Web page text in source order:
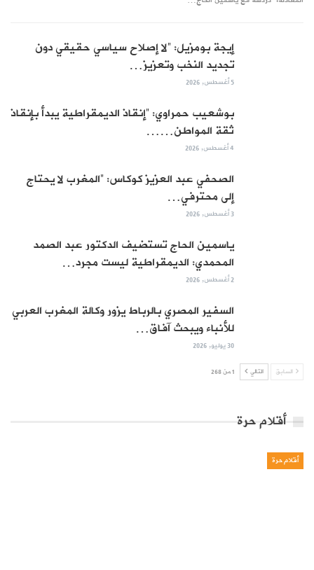
إيجة بومزيل: “لا إصلاح سياسي حقيقي دون
تجديد النخب وتعزيز…
5 أغسطس, 2026
بوشعيب حمراوي: “إنقاذ الديمقراطية يبدأ بإنقاذ
ثقة المواطن……
4 أغسطس, 2026
الصحفي عبد العزيز كوكاس: “المغرب لا يحتاج
إلى محترفي…
3 أغسطس, 2026
ياسمين الحاج تستضيف الدكتور عبد الصمد
المحمدي: الديمقراطية ليست مجرد…
2 أغسطس, 2026
السفير المصري بالرباط يزور وكالة المغرب العربي
للأنباء ويبحث آفاق…
30 يوليو, 2026
السابق التالي 1 من 268
أقلام حرة
أقلام حرة